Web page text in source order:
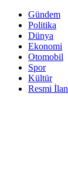
Gündem
Politika
Dünya
Ekonomi
Otomobil
Spor
Kültür
Resmi İlan